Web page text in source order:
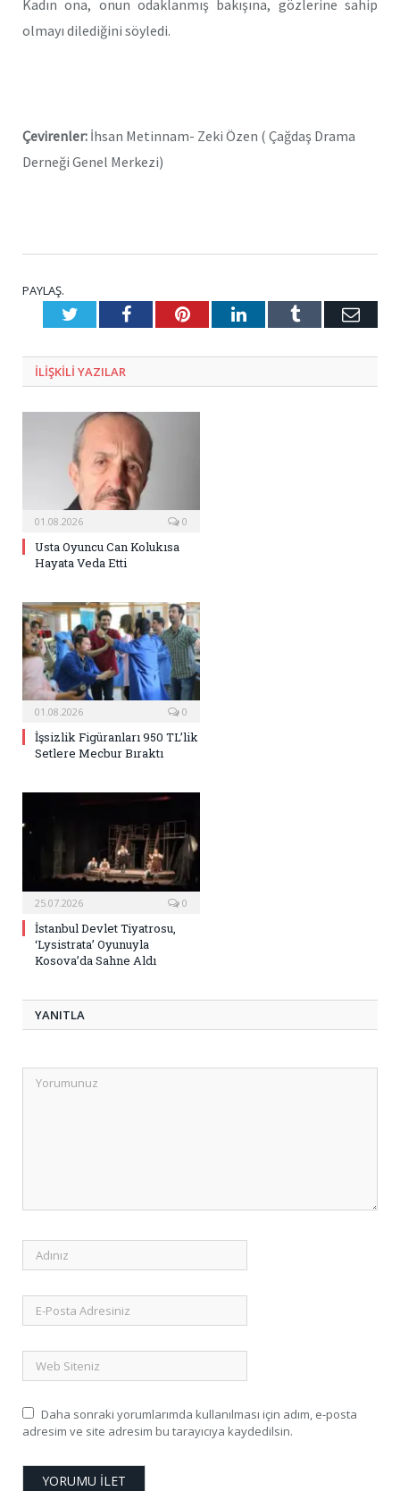
Kadın ona, onun odaklanmış bakışına, gözlerine sahip
olmayı dilediğini söyledi.
Çevirenler: İhsan Metinnam- Zeki Özen ( Çağdaş Drama
Derneği Genel Merkezi)
PAYLAŞ.
TwitterFacebookPinterestLinkedInTumblr E-
ILIŞKILI YAZILAR
01.08.2026 0
Usta Oyuncu Can Kolukısa
Hayata Veda Etti
01.08.2026 0
İşsizlik Figüranları 950 TL’lik
Setlere Mecbur Bıraktı
25.07.2026 0
İstanbul Devlet Tiyatrosu,
‘Lysistrata’ Oyunuyla
Kosova’da Sahne Aldı
YANITLA
Daha sonraki yorumlarımda kullanılması için adım, e-posta
adresim ve site adresim bu tarayıcıya kaydedilsin.